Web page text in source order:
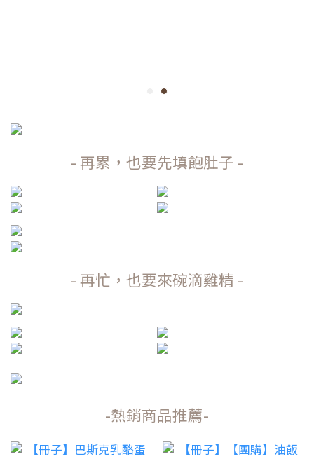
- 再累，也要先填飽肚子 -
- 再忙，也要來碗滴雞精 -
-熱銷商品推薦-